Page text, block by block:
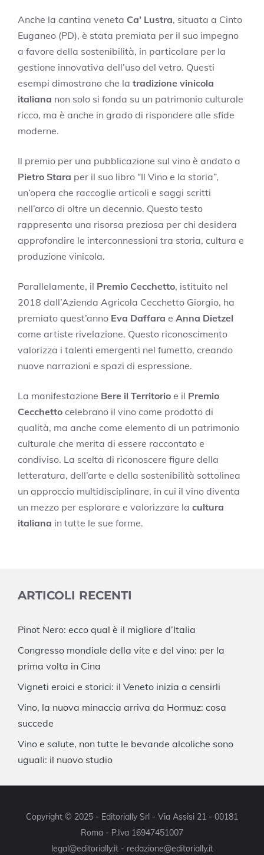
Anche la cantina veneta Ca’ Lustra, situata a Cinto
Euganeo (PD), è stata premiata per il suo impegno
a favore della sostenibilità, in particolare per la
gestione innovativa dell’uso del vetro. Questi
esempi dimostrano che la tradizione vinicola
italiana non solo si fonda su un patrimonio culturale
ricco, ma è anche in grado di rispondere alle sfide
moderne.
Il premio per una pubblicazione sul vino è andato a
Pietro Stara per il suo libro “Il Vino e la storia”,
un’opera che raccoglie articoli e saggi scritti
nell’arco di oltre un decennio. Questo testo
rappresenta una risorsa preziosa per chi desidera
approfondire le interconnessioni tra storia, cultura e
produzione vinicola.
Parallelamente, il Premio Cecchetto, istituito nel
2018 dall’Azienda Agricola Cecchetto Giorgio, ha
premiato quest’anno Eva Daffara e Anna Dietzel
come artiste rivelazione. Questo riconoscimento
valorizza i talenti emergenti nel fumetto, creando
nuove narrazioni e spazi di espressione.
La manifestazione Bere il Territorio e il Premio
Cecchetto celebrano il vino come prodotto di
qualità, ma anche come elemento di un patrimonio
culturale che merita di essere raccontato e
condiviso. La scelta di riconoscere figure della
letteratura, dell’arte e della sostenibilità sottolinea
un approccio multidisciplinare, in cui il vino diventa
un mezzo per esplorare e valorizzare la cultura
italiana in tutte le sue forme.
ARTICOLI RECENTI
Pinot Nero: ecco qual è il migliore d’Italia
Congresso mondiale della vite e del vino: per la
prima volta in Cina
Vigneti eroici e storici: il Veneto inizia a censirli
Vino, la nuova minaccia arriva da Hormuz: cosa
succede
Vino e salute, non tutte le bevande alcoliche sono
uguali: il nuovo studio
Copyright © 2025 - Editorially Srl - Via Assisi 21 - 00181
Roma - P.Iva 16947451007
legal@editorially.it - redazione@editorially.it